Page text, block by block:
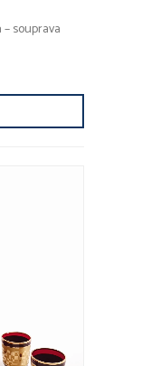
souprava